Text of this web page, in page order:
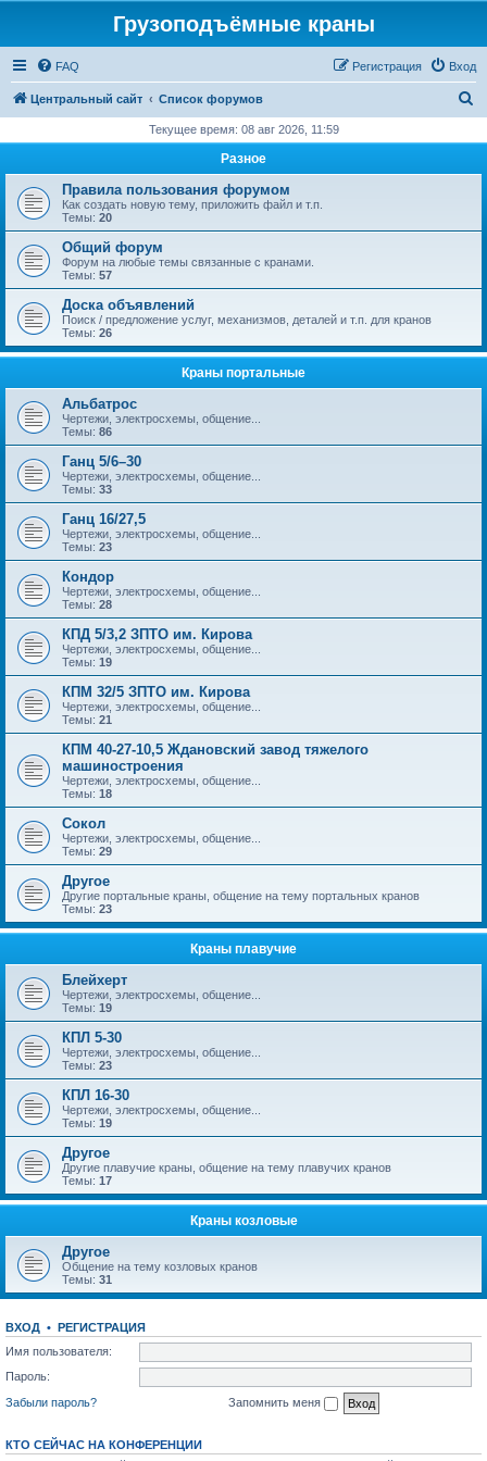
Грузоподъёмные краны
FAQ Вход
Регистрация
Центральный сайт Список форумов
с
Текущее время: 08 авг 2026, 11:59
Разное
Правила пользования форумом
Как создать новую тему, приложить файл и т.п.
Темы: 20
Общий форум
Форум на любые темы связанные с кранами.
Темы: 57
Доска объявлений
Поиск / предложение услуг, механизмов, деталей и т.п. для кранов
Темы: 26
Краны портальные
Альбатрос
Чертежи, электросхемы, общение...
Темы: 86
Ганц 5/6–30
Чертежи, электросхемы, общение...
Темы: 33
Ганц 16/27,5
Чертежи, электросхемы, общение...
Темы: 23
Кондор
Чертежи, электросхемы, общение...
Темы: 28
КПД 5/3,2 ЗПТО им. Кирова
Чертежи, электросхемы, общение...
Темы: 19
КПМ 32/5 ЗПТО им. Кирова
Чертежи, электросхемы, общение...
Темы: 21
КПМ 40-27-10,5 Ждановский завод тяжелого
машиностроения
Чертежи, электросхемы, общение...
Темы: 18
Сокол
Чертежи, электросхемы, общение...
Темы: 29
Другое
Другие портальные краны, общение на тему портальных кранов
Темы: 23
Краны плавучие
Блейхерт
Чертежи, электросхемы, общение...
Темы: 19
КПЛ 5-30
Чертежи, электросхемы, общение...
Темы: 23
КПЛ 16-30
Чертежи, электросхемы, общение...
Темы: 19
Другое
Другие плавучие краны, общение на тему плавучих кранов
Темы: 17
Краны козловые
Другое
Общение на тему козловых кранов
Темы: 31
ВХОД • РЕГИСТРАЦИЯ
Имя пользователя:
Пароль:
Забыли пароль?
Запомнить меня
КТО СЕЙЧАС НА КОНФЕРЕНЦИИ